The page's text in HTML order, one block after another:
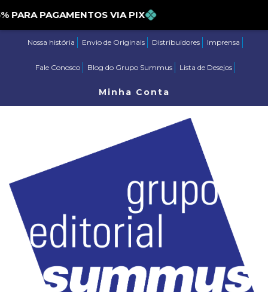
PAGAMENTOS VIA PIX
Nossa história Envio de Originais Distribuidores Imprensa
Fale Conosco Blog do Grupo Summus Lista de Desejos
Minha Conta